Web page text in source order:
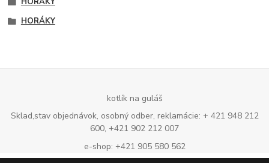
HORÁKY
kotlík na guláš
Sklad,stav objednávok, osobný odber, reklamácie: + 421 948 212
600, +421 902 212 007
e-shop: +421 905 580 562